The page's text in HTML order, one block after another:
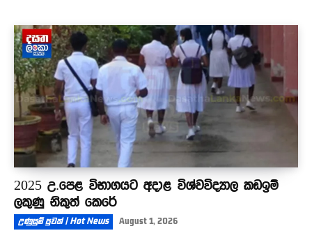
2025 උ.පෙළ විභාගයට අදාළ විශ්වවිද්‍යාල කඩඉම්
ලකුණු නිකුත් කෙරේ
උණුසුම් පුවත් | Hot News August 1, 2026